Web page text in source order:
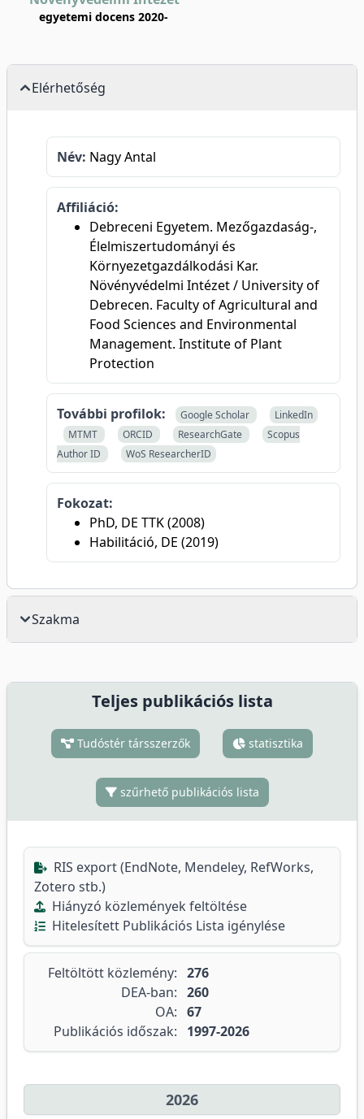
egyetemi docens 2020-
Elérhetőség
Név: Nagy Antal
Affiliáció:
Debreceni Egyetem. Mezőgazdaság-,
Élelmiszertudományi és
Környezetgazdálkodási Kar.
Növényvédelmi Intézet / University of
Debrecen. Faculty of Agricultural and
Food Sciences and Environmental
Management. Institute of Plant
Protection
További profilok: Google Scholar
LinkedIn
MTMT
ORCID ResearchGate
Scopus
Author ID
WoS ResearcherID
Fokozat:
PhD, DE TTK (2008)
Habilitáció, DE (2019)
Szakma
Teljes publikációs lista
Tudóstér társszerzők statisztika
szűrhető publikációs lista
RIS export (EndNote, Mendeley, RefWorks,
Zotero stb.)
Hiányzó közlemények feltöltése
Hitelesített Publikációs Lista igénylése
Feltöltött közlemény: 276
DEA-ban: 260
OA: 67
Publikációs időszak:
1997-2026
2026